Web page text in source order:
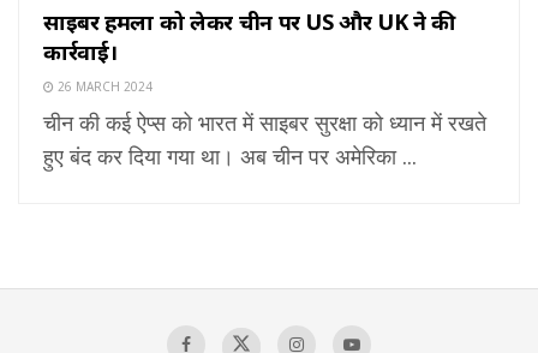
साइबर हमलों को लेकर चीन पर US और UK ने की
कार्रवाई।
26 MARCH 2024
चीन की कई ऐप्स को भारत में साइबर सुरक्षा को ध्यान में रखते
हुए बंद कर दिया गया था। अब चीन पर अमेरिका ...